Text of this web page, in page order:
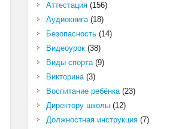
Аттестация(156)
Аудиокнига(18)
Безопасность(14)
Видеоурок(38)
Виды спорта(9)
Викторина(3)
Воспитание ребёнка(23)
Директору школы(12)
Должностная инструкция(7)